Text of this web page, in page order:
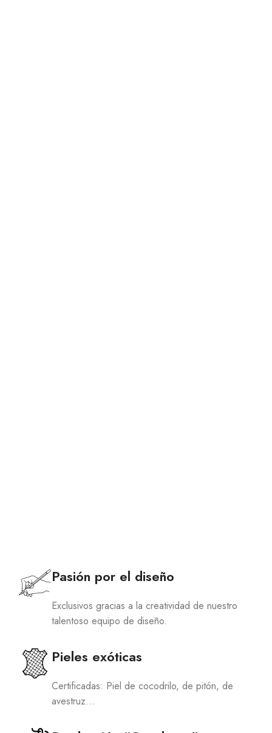
Pasión por el diseño
Exclusivos gracias a la creatividad de nuestro
talentoso equipo de diseño.
Pieles exóticas
Certificadas: Piel de cocodrilo, de pitón, de
avestruz…